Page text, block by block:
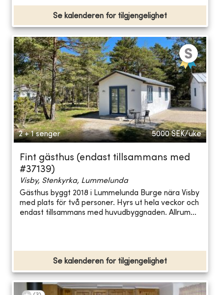
Se kalenderen for tilgjengelighet
2 + 1 senger 5000 SEK/uke
Fint gästhus (endast tillsammans med
#37139)
Visby, Stenkyrka, Lummelunda
Gästhus byggt 2018 i Lummelunda Burge nära Visby
med plats för två personer. Hyrs ut hela veckor och
endast tillsammans med huvudbyggnaden. Allrum...
Se kalenderen for tilgjengelighet